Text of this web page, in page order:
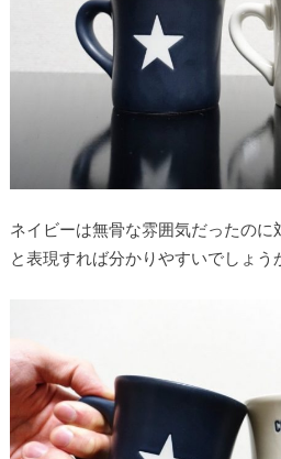
ネイビーは無骨な雰囲気だったのに
と表現すれば分かりやすいでしょう